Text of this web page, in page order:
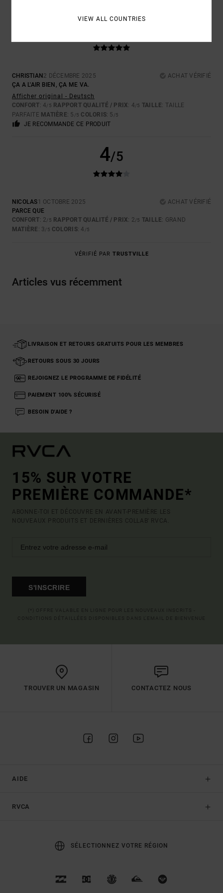
5
CHRISTIAN 2 DÉCEMBRE 2025
ACHAT VÉRIFIÉ
ÇA A L'AIR BIEN, ÇA ME VA.
Afficher original - Deutsch
CONFORT: 4/5 RAPPORT QUALITÉ / PRIX: 4/5 TAILLE: TAILLE
PARFAITE MATIÈRE: 5 /5 COLORIS: 5 /5
JE RECOMMANDE CE PRODUIT
4/5
NICOLAS1 OCTOBRE 2025
ACHAT VÉRIFIÉ
PARCE QUE
CONFORT: 2/5 RAPPORT QUALITÉ / PRIX: 2/5 TAILLE: GRAND
MATIÈRE : 3/5 COLORIS: 4 /5
VÉRIFIÉ PAR TRUSTVILLE
Articles vus récemment
LIVRAISON ET RETOURS GRATUITS POUR LES MEMBRES
RETOURS SOUS 30 JOURS
REJOIGNEZ LE PROGRAMME DE FIDÉLITÉ
PAIEMENT 100% SÉCURISÉ
BESOIN D'AIDE ?
15% SUR VOTRE
PREMIÈRE COMMANDE*
ABONNE-TOI ET DÉCOUVRE EN AVANT-PREMIÈRE LES
NOUVEAUX PRODUITS ET DERNIÈRES COLLAB' RVCA.
S'INSCRIRE
TROUVER UN MAGASIN CONTACTEZ NOUS
AIDE
RVCA
SÉLECTIONNEZ VOTRE RÉGION
VIEW ALL COUNTRIES